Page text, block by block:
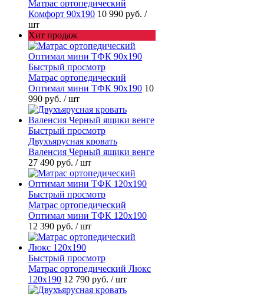
Матрас ортопедический
Комфорт 90х190 10 990 руб. /
шт
Хит продаж
Быстрый просмотр
Матрас ортопедический
Оптимал мини ТФК 90х190 10
990 руб. / шт
Быстрый просмотр
Двухъярусная кровать
Валенсия Черный ящики венге
27 490 руб. / шт
Быстрый просмотр
Матрас ортопедический
Оптимал мини ТФК 120х190
12 390 руб. / шт
Быстрый просмотр
Матрас ортопедический Люкс
120х190 12 790 руб. / шт